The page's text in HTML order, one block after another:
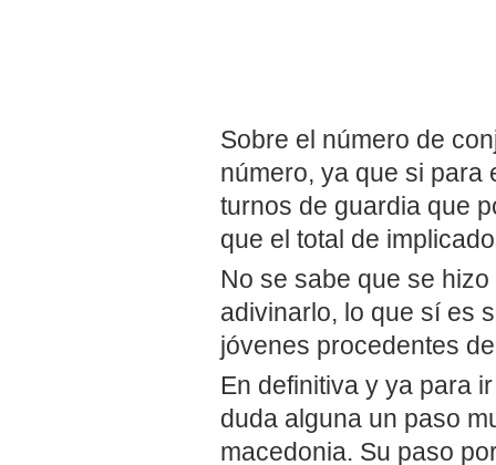
Sobre el número de
número, ya que si para
turnos de guardia que
que el total de
No se sabe que se
adivinarlo, lo que sí es
jóvenes procedentes
En definitiva y ya para
duda alguna un paso
macedonia. Su paso